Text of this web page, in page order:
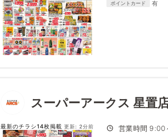
ポイントカード 有
スーパーアークス 星置
最新のチラシ14枚掲載 更新: 2分前
営業時間 9:00